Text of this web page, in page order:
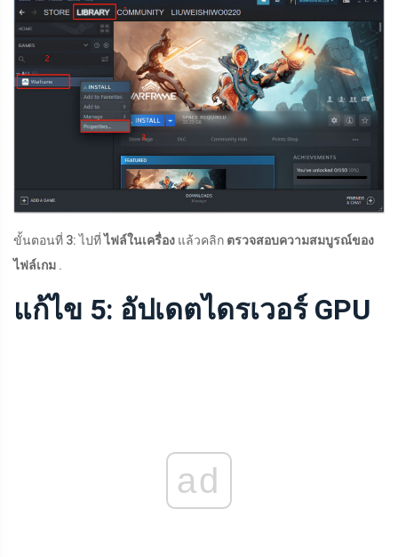
ขั้นตอนที่ 3: ไปที่ไฟล์ในเครื่อง แล้วคลิก ตรวจสอบความสมบูรณ์ของ
ไฟล์เกม .
แก้ไข 5: อัปเดตไดรเวอร์ GPU
ad